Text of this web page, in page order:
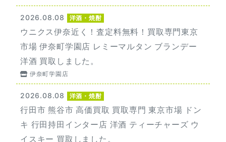
2026.08.08 洋酒・焼酎
ウニクス伊奈近く！査定料無料！買取専門東京
市場 伊奈町学園店 レミーマルタン ブランデー
洋酒 買取しました。
伊奈町学園店
2026.08.08 洋酒・焼酎
行田市 熊谷市 高価買取 買取専門 東京市場 ドン
キ 行田持田インター店 洋酒 ティーチャーズ ウ
イスキー 買取しました。